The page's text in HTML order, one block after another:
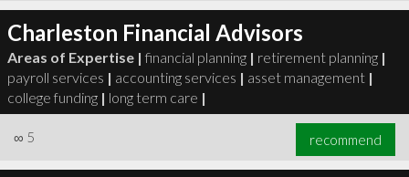
Charleston Financial Advisors
Areas of Expertise | financial planning | retirement planning |
payroll services | accounting services | asset management |
college funding | long term care |
∞ 5 recommend